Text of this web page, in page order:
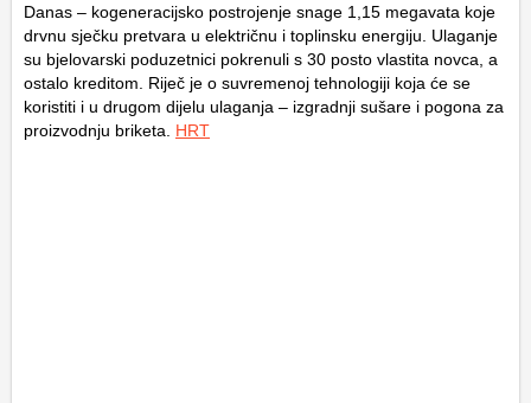
Danas – kogeneracijsko postrojenje snage 1,15 megavata koje
drvnu sječku pretvara u električnu i toplinsku energiju. Ulaganje
su bjelovarski poduzetnici pokrenuli s 30 posto vlastita novca, a
ostalo kreditom. Riječ je o suvremenoj tehnologiji koja će se
koristiti i u drugom dijelu ulaganja – izgradnji sušare i pogona za
proizvodnju briketa. HRT